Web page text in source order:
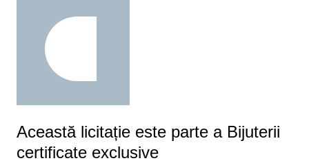
Această licitație este parte a Bijuterii
certificate exclusive